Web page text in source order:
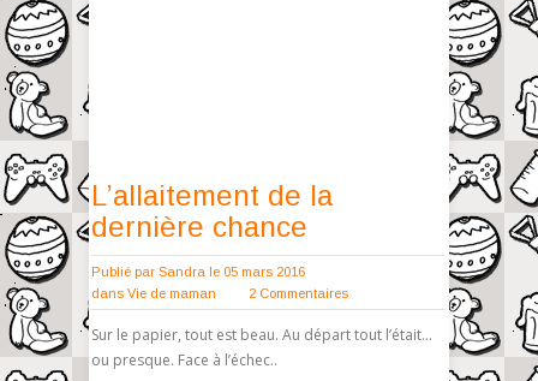
L’allaitement de la
dernière chance
Publié par Sandra le 05 mars 2016
dans Vie de maman 2 Commentaires
Sur le papier, tout est beau. Au départ tout l’était…
ou presque. Face à l’échec..